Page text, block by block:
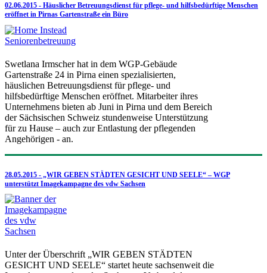
02.06.2015 - Häuslicher Betreuungsdienst für pflege- und hilfsbedürftige Menschen
eröffnet in Pirnas Gartenstraße ein Büro
Swetlana Irmscher hat in dem WGP-Gebäude
Gartenstraße 24 in Pirna einen spezialisierten,
häuslichen Betreuungsdienst für pflege- und
hilfsbedürftige Menschen eröffnet. Mitarbeiter ihres
Unternehmens bieten ab Juni in Pirna und dem Bereich
der Sächsischen Schweiz stundenweise Unterstützung
für zu Hause – auch zur Entlastung der pflegenden
Angehörigen - an.
28.05.2015 - „WIR GEBEN STÄDTEN GESICHT UND SEELE“ – WGP
unterstützt Imagekampagne des vdw Sachsen
Unter der Überschrift „WIR GEBEN STÄDTEN
GESICHT UND SEELE“ startet heute sachsenweit die